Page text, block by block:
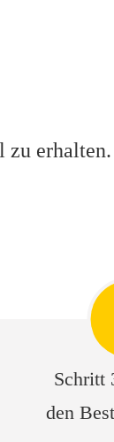
zu erhalten.
Schritt
den